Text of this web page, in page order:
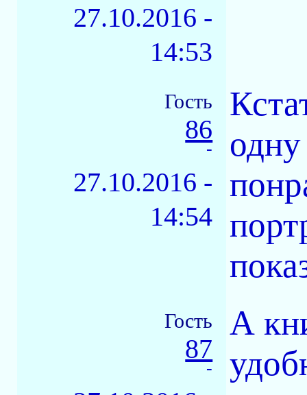
27.10.2016 -
14:53
Гость
86
-
27.10.2016 -
14:54
Гость
87
-
А